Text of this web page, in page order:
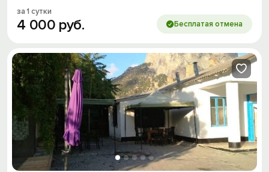
за 1 сутки
4 000 руб. Бесплатая отмена